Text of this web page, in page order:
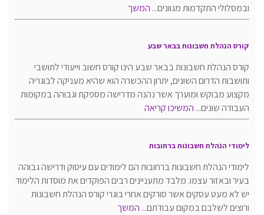
ובמסלולי התקדמות מגוונים... המשך
קורס הנהלת חשבונות בבאר שבע
קורס הנהלת חשבונות בבאר שבע הינו קורס חשוב וייעודי לתושבי
ותושבות הדרום השונים, יתרון ההכשרה הוא שהיא מעניקה לבוגריה
מקצוע מבוקש ומוערך אשר נהנה מדרישה מספקת וגבוהה במקומות
העבודה שונים... המשיכו קריאה
לימודי הנהלת חשבונות ברחובות
לימודי הנהלת חשבונות ברחובות הם לימודים עם עיסוק ודרישה גבוהה
בעיר ובאזור עצמו. מלבד מתעניינים רבים הפוקדים את מוסדות הלימוד
יש לא מעט עסקים אשר סורקים אחרי בוגרי קורס הנהלת חשבונות
ורוצים לשלבם במקום עבודתם... המשך